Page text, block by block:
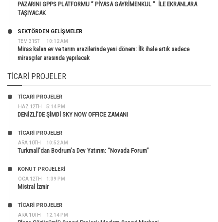
PAZARINI GPPS PLATFORMU ” PİYASA GAYRİMENKUL ” İLE EKRANLARA
TAŞIYACAK
TEM 31ST 10:12 AM
SEKTÖRDEN GELIŞMELER
Miras kalan ev ve tarım arazilerinde yeni dönem: İlk ihale artık sadece
mirasçılar arasında yapılacak
TICARI PROJELER
HAZ 12TH 5:14 PM
TİCARİ PROJELER
DENİZLİ’DE ŞİMDİ SKY NOW OFFICE ZAMANI
ARA 10TH 10:52 AM
TİCARİ PROJELER
Turkmall’dan Bodrum’a Dev Yatırım: “Novada Forum”
OCA 12TH 1:39 PM
KONUT PROJELERI
Mistral İzmir
ARA 10TH 12:14 PM
TİCARİ PROJELER